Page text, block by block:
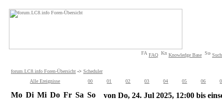
FAQ Knowledge Base
forum.LC8.info Foren-Übersicht -> Scheduler
Alle Ereignisse
00 01 02 03 04 05 06
Mo Di Mi Do Fr Sa So von Do, 24. Jul 2025, 12:00 bis